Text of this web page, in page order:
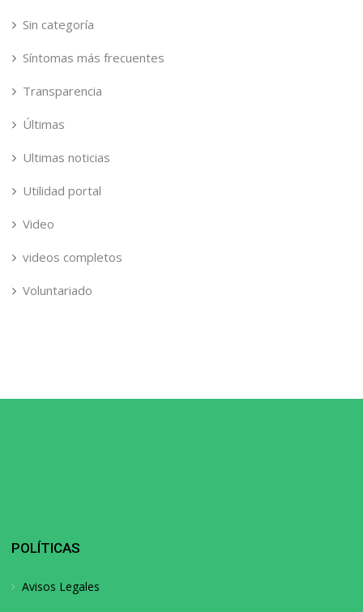
Sin categoría
Síntomas más frecuentes
Transparencia
Últimas
Ultimas noticias
Utilidad portal
Video
videos completos
Voluntariado
POLÍTICAS
Avisos Legales